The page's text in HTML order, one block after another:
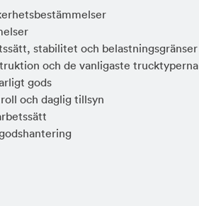
stabilitet och belastningsgränser
och de vanligaste trucktyperna
gods
och daglig tillsyn